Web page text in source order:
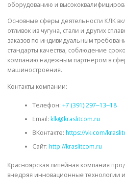
оборудованию и
Основные сферы деятельности КЛК
отливок из чугуна, стали и других
заказов по индивидуальным
стандарты качества, соблюдение
компанию надежным партнером в
машиностроения.
Контакты компании:
Телефон: +7 (391) 297‒13‒18
Email: klk@kraslitcom.ru
ВКонтакте: https://vk.com/
Сайт: http://kraslitcom.ru
Красноярская литейная компания
внедряя инновационные технологии